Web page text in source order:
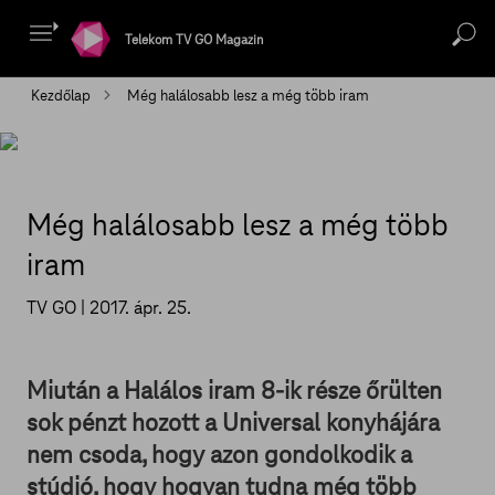
Telekom TV GO Magazin
Kezdőlap Még halálosabb lesz a még több iram
Még halálosabb lesz a még több
iram
TV GO | 2017. ápr. 25.
Miután a Halálos iram 8-ik része őrülten
sok pénzt hozott a Universal konyhájára
nem csoda, hogy azon gondolkodik a
stúdió, hogy hogyan tudna még több